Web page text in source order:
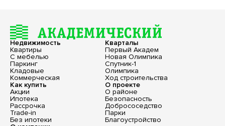
Недвижимость
Квартиры
С мебелью
Паркинг
Кладовые
Коммерческая
Кварталы
Первый Академ
Новая Олимпика
Спутник-1
Олимпика
Ход строительства
Как купить
Акции
Ипотека
Рассрочка
Trade-in
Без ипотеки
О проекте
О районе
Безопасность
Добрососедство
Парки
Благоустройство